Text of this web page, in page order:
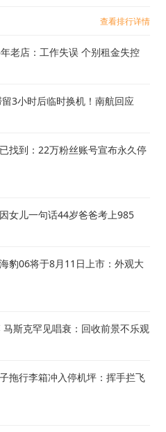
查看排行详情
老店：工作失误 个别租金失控
3小时后临时换机！南航回应
找到：22万粉丝账号宣布永久停
女儿一句话44岁爸爸考上985
豹06将于8月11日上市：外观大
斯克罕见唱衰：回收前景不乐观
拖行李箱冲入停机坪：挥手拦飞